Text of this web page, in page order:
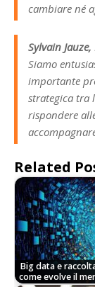
cambiare né
Sylvain
Siamo
importante
strategica tra
rispondere
Related
Big data e
come evolve il